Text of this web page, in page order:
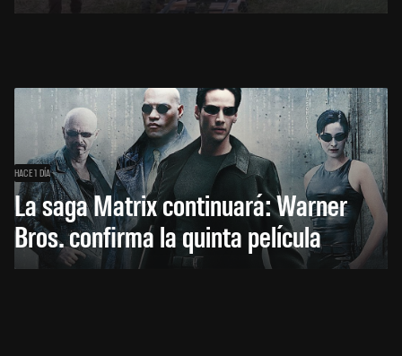
HACE 1 DÍA
La saga Matrix continuará: Warner
Bros. confirma la quinta película